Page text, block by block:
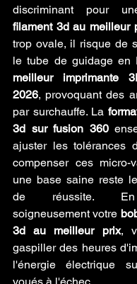
discriminant pour
filament 3d au meilleur
trop ovale, il risque de
meilleur imprimante
2026, provoquant des
par surchauffe. La
3d sur fusion 360
ajuster les tolérances
compenser ces micro-
une base saine reste
de réussite. En
soigneusement votre
3d au meilleur prix,
gaspiller des heures
l'énergie électrique